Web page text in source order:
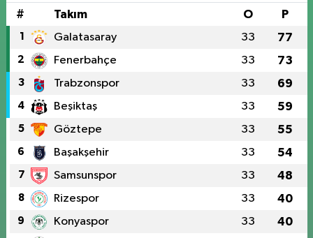
# Takım O P
1 Galatasaray 33 77
2 Fenerbahçe 33 73
3 Trabzonspor 33 69
4 Beşiktaş 33 59
5 Göztepe 33 55
6 Başakşehir 33 54
7 Samsunspor 33 48
8 Rizespor 33 40
9 Konyaspor 33 40